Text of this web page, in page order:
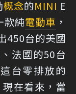
概念的MINI E
款純電動車 ，
450台的美國
法國的50台
台零排放的
在看來，當